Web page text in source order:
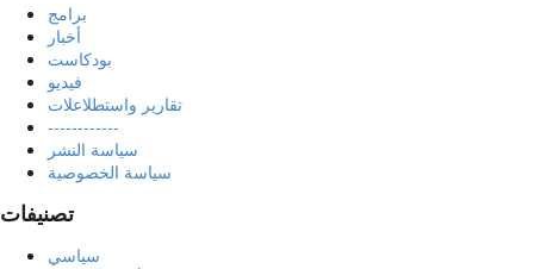
برامج
أخبار
بودكاست
فيديو
تقارير واستطلاعلات
------------
سياسة النشر
سياسة الخصوصية
تصنيفات
سياسي